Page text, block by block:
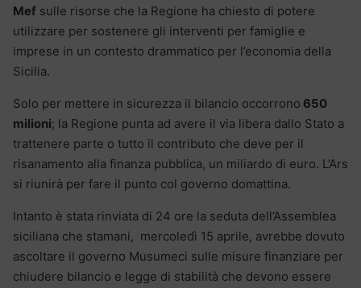
Mef sulle risorse che la Regione ha chiesto di potere
utilizzare per sostenere gli interventi per famiglie e
imprese in un contesto drammatico per l’economia della
Sicilia.
Solo per mettere in sicurezza il bilancio occorrono 650
milioni; la Regione punta ad avere il via libera dallo Stato a
trattenere parte o tutto il contributo che deve per il
risanamento alla finanza pubblica, un miliardo di euro. L’Ars
si riunirà per fare il punto col governo domattina.
Intanto è stata rinviata di 24 ore la seduta dell’Assemblea
siciliana che stamani, mercoledì 15 aprile, avrebbe dovuto
ascoltare il governo Musumeci sulle misure finanziare per
chiudere bilancio e legge di stabilità che devono essere